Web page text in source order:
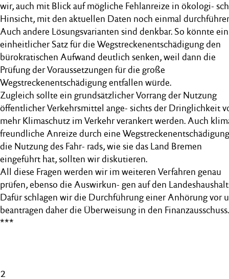
wir, auch mit Blick auf mögliche Fehlanreize in ökologi-
Hinsicht, mit den aktuellen Daten noch einmal
Auch andere Lösungsvarianten sind denkbar. So könnte ein
einheitlicher Satz für die Wegstreckenentschädigung den
bürokratischen Aufwand deutlich senken, weil dann die
Prüfung der Voraussetzungen für die große
Wegstreckenentschädigung entfallen würde.
Zugleich sollte ein grundsätzlicher Vorrang der Nutzung
öffentlicher Verkehrsmittel ange- sichts der Dringlichkeit
mehr Klimaschutz im Verkehr verankert werden. Auch
freundliche Anreize durch eine
die Nutzung des Fahr- rads, wie sie das Land Bremen
eingeführt hat, sollten wir diskutieren.
All diese Fragen werden wir im weiteren Verfahren genau
prüfen, ebenso die Auswirkun- gen auf den
Dafür schlagen wir die Durchführung einer Anhörung vor
beantragen daher die Überweisung in den Finanzausschuss.
***
2